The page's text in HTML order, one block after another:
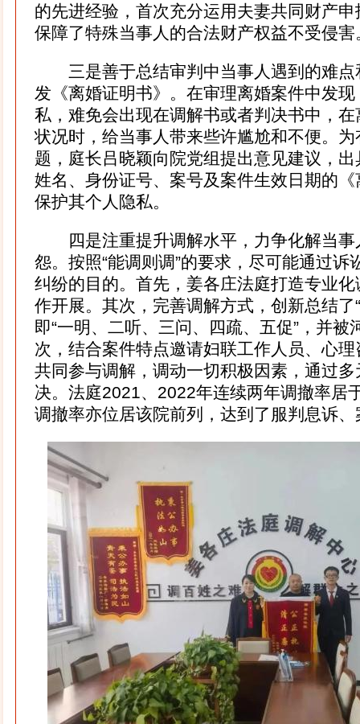
的先进经验，首次充分运用夫妻共同财产
保障了特殊当事人的合法财产权益不受侵害
三是善于总结审判中当事人遇到的难点
发《离婚证明书》。在审理离婚案件中发
私，难免会出现在调解书或者判决书中，
状况时，给当事人带来些许尴尬和不便。
题，庭长吕晓颖向院党组提出意见建议，
姓名、身份证号、案号及案件生效日期的
保护其个人隐私。
四是注重提升调解水平，力争化解当事
怨。按照“能调则调”的要求，尽可能通过诉
纠纷的目的。首先，姜各庄法庭打造专业
作开展。其次，完善调解方式，创新总结了
即“一明、二听、三问、四疏、五促”，并被
次，结合案件特点邀请妇联工作人员、心
共同参与调解，调动一切积极因素，通过
决。法庭2021、2022年连续两年调撤率居
调撤率亦位居该院前列，达到了服判息诉